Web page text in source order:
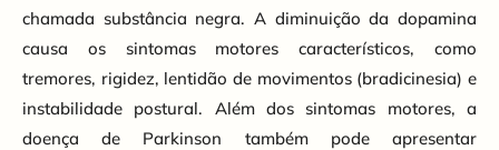
chamada substância negra. A diminuição da dopamina
causa os sintomas motores característicos, como
tremores, rigidez, lentidão de movimentos (bradicinesia) e
instabilidade postural. Além dos sintomas motores, a
doença de Parkinson também pode apresentar